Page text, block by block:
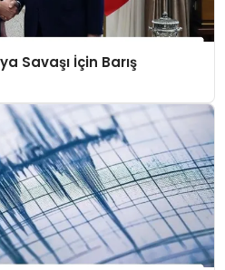
Savaşı İçin Barış